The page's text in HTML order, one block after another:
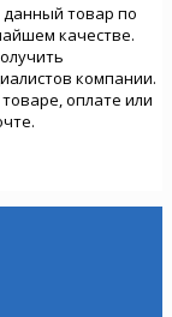
данный товар по
качестве.
компании.
оплате или